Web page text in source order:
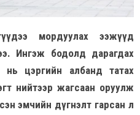
мордуулах ээжүүд
Ингэж бодолд дарагдах
цэргийн албанд татах
нийтээр жагсаан оруулж
эмчийн дүгнэлт гарсан л